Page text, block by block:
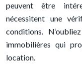
peuvent être
nécessitent une
conditions.
immobilières qui
location.